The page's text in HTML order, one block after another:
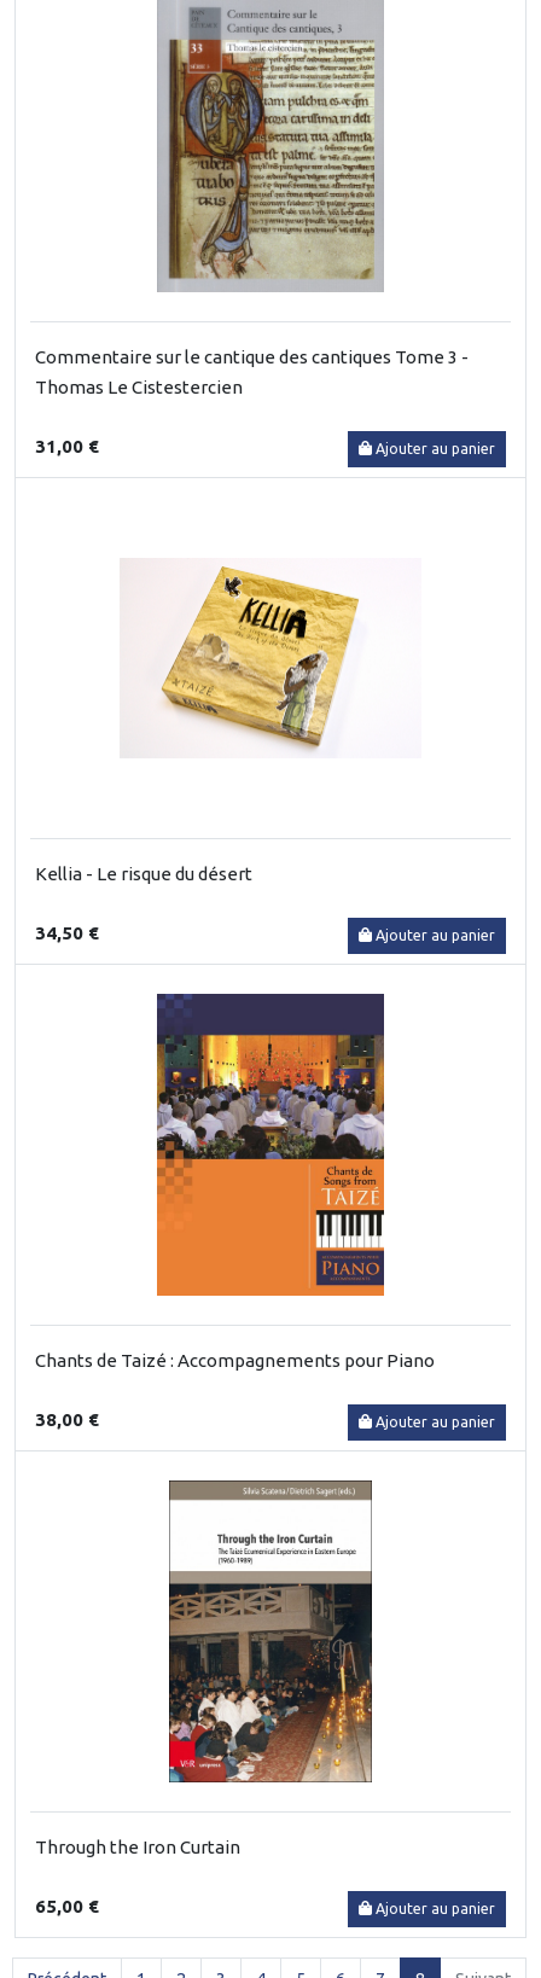
Commentaire sur le cantique des cantiques Tome 3 -
Thomas Le Cistestercien
31,00 € Ajouter au panier
Kellia - Le risque du désert
34,50 € Ajouter au panier
Chants de Taizé : Accompagnements pour Piano
38,00 € Ajouter au panier
Through the Iron Curtain
65,00 € Ajouter au panier